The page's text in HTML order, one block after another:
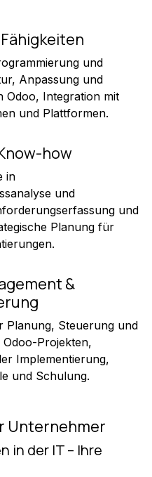
und
Anpassung und
Odoo, Integration mit
und Plattformen.
how
in
und
und
Planung für
&
Planung, Steuerung und
Projekten,
Implementierung,
und Schulung.
Unternehmer
in der IT – Ihre